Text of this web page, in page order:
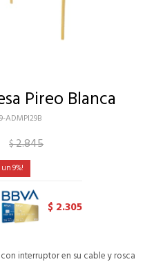
Pireo Blanca
ADMPI29B
$2.845
9
$ 2.305
interruptor en su cable y rosca